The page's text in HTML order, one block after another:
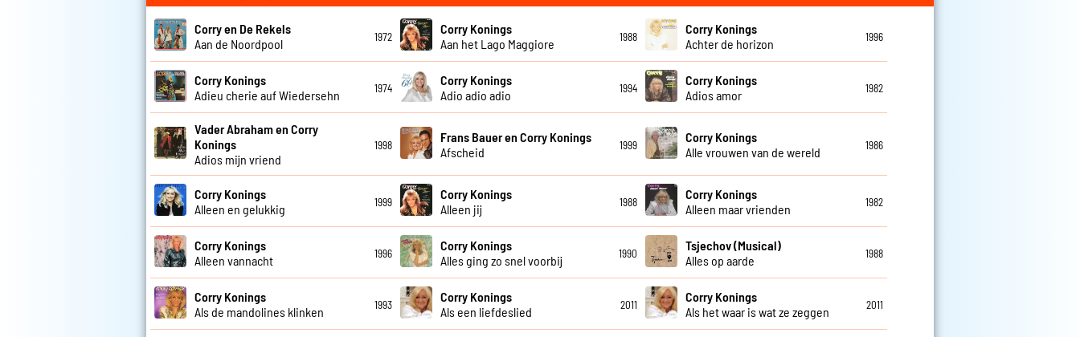
Corry en De Rekels
Aan de Noordpool
1972
Corry Konings
Aan het Lago Maggiore
1988
Corry Konings
Achter de horizon
1996
Corry Konings
Adieu cherie auf Wiedersehn
1974
Corry Konings
Adio adio adio
1994
Corry Konings
Adios amor
1982
Vader Abraham en Corry
Konings
Adios mijn vriend
1998
Frans Bauer en Corry Konings
Afscheid
1999
Corry Konings
Alle vrouwen van de wereld
1986
Corry Konings
Alleen en gelukkig
1999
Corry Konings
Alleen jij
1988
Corry Konings
Alleen maar vrienden
1982
Corry Konings
Alleen vannacht
1996
Corry Konings
Alles ging zo snel voorbij
1990
Tsjechov (Musical)
Alles op aarde
1988
Corry Konings
Als de mandolines klinken
1993
Corry Konings
Als een liefdeslied
2011
Corry Konings
Als het waar is wat ze zeggen
2011